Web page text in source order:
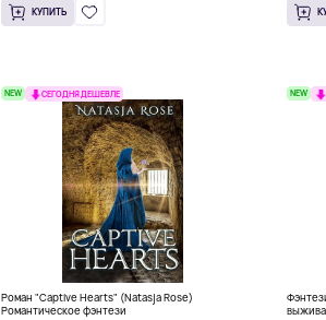
КУПИТЬ
NEW СЕГОДНЯ ДЕШЕВЛЕ
Роман "Captive Hearts" (Natasja Rose)
Романтическое фэнтези
NEW